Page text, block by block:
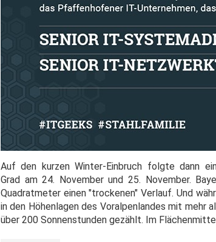
Auf den kurzen Winter-Einbruch folgte dann
Grad am 24. November und 25. November.
Quadratmeter einen "trockenen" Verlauf. Und
in den Höhenlagen des Voralpenlandes mit mehr
über 200 Sonnenstunden gezählt. Im